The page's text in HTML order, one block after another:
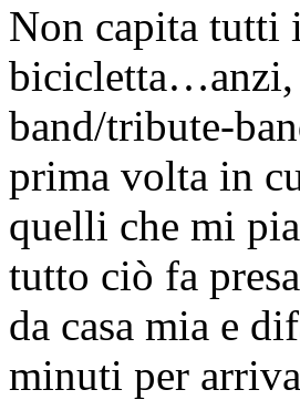
Non capita tutti
bicicletta…anzi,
band/tribute-
prima volta in
quelli che mi
tutto ciò fa
da casa mia e
minuti per